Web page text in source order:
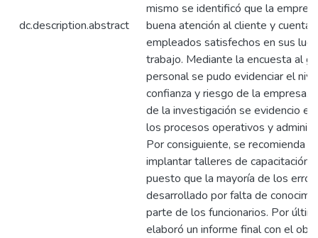
dc.description.abstract
mismo se identificó que la
buena atención al cliente y cuenta
empleados satisfechos en sus
trabajo. Mediante la encuesta al
personal se pudo evidenciar el
confianza y riesgo de la empresa.
de la investigación se evidencio
los procesos operativos y
Por consiguiente, se recomienda
implantar talleres de capacitación
puesto que la mayoría de los
desarrollado por falta de
parte de los funcionarios. Por
elaboró un informe final con el